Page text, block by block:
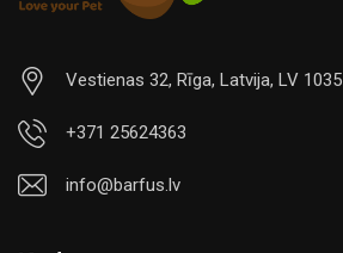
Vestienas 32, Rīga, Latvija, LV 1035
+371 25624363
info@barfus.lv